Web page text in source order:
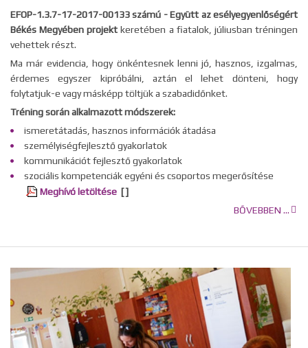
EFOP-1.3.7-17-2017-00133 számú - Együtt az esélyegyenlőségért
Békés Megyében projektkeretében a fiatalok, júliusban tréningen
vehettek részt.
Ma már evidencia, hogy önkéntesnek lenni jó, hasznos, izgalmas,
érdemes egyszer kipróbálni, aztán el lehet dönteni, hogy
folytatjuk-e vagy másképp töltjük a szabadidőnket.
Tréning során alkalmazott módszerek:
ismeretátadás, hasznos információk átadása
személyiségfejlesztő gyakorlatok
kommunikációt fejlesztő gyakorlatok
szociális kompetenciák egyéni és csoportos megerősítése
Meghívó letöltése [ ]
BŐVEBBEN ...